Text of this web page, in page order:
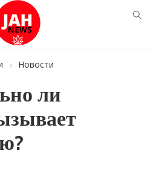
Новости
ли